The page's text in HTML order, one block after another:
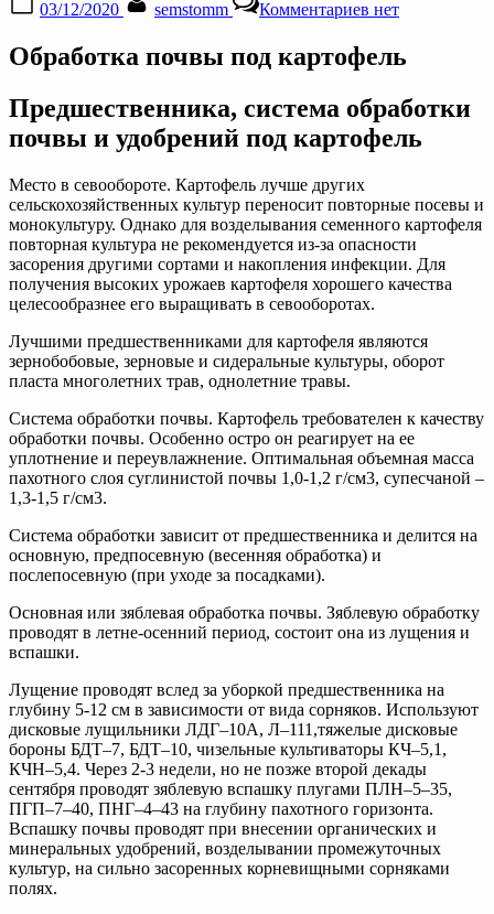
on
03/12/2020 semstomm Комментариевзаписи
обработки
под
картофель
нет
Обработка почвы под картофель
Предшественника, система обработки
почвы и удобрений под картофель
Место в севообороте. Картофель лучше других
сельскохозяйственных культур переносит повторные посевы и
монокультуру. Однако для возделывания семенного картофеля
повторная культура не рекомендуется из-за опасности
засорения другими сортами и накопления инфекции. Для
получения высоких урожаев картофеля хорошего качества
целесообразнее его выращивать в севооборотах.
Лучшими предшественниками для картофеля являются
зернобобовые, зерновые и сидеральные культуры, оборот
пласта многолетних трав, однолетние травы.
Система обработки почвы. Картофель требователен к качеству
обработки почвы. Особенно остро он реагирует на ее
уплотнение и переувлажнение. Оптимальная объемная масса
пахотного слоя суглинистой почвы 1,0-1,2 г/см3, супесчаной –
1,3-1,5 г/см3.
Система обработки зависит от предшественника и делится на
основную, предпосевную (весенняя обработка) и
послепосевную (при уходе за посадками).
Основная или зяблевая обработка почвы. Зяблевую обработку
проводят в летне-осенний период, состоит она из лущения и
вспашки.
Лущение проводят вслед за уборкой предшественника на
глубину 5-12 см в зависимости от вида сорняков. Используют
дисковые лущильники ЛДГ–10А, Л–111,тяжелые дисковые
бороны БДТ–7, БДТ–10, чизельные культиваторы КЧ–5,1,
КЧН–5,4. Через 2-3 недели, но не позже второй декады
сентября проводят зяблевую вспашку плугами ПЛН–5–35,
ПГП–7–40, ПНГ–4–43 на глубину пахотного горизонта.
Вспашку почвы проводят при внесении органических и
минеральных удобрений, возделывании промежуточных
культур, на сильно засоренных корневищными сорняками
полях.